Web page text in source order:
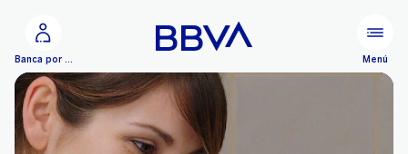
Banca por Internet Menú